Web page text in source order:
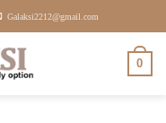
Galaksi2212@gmail.com
0